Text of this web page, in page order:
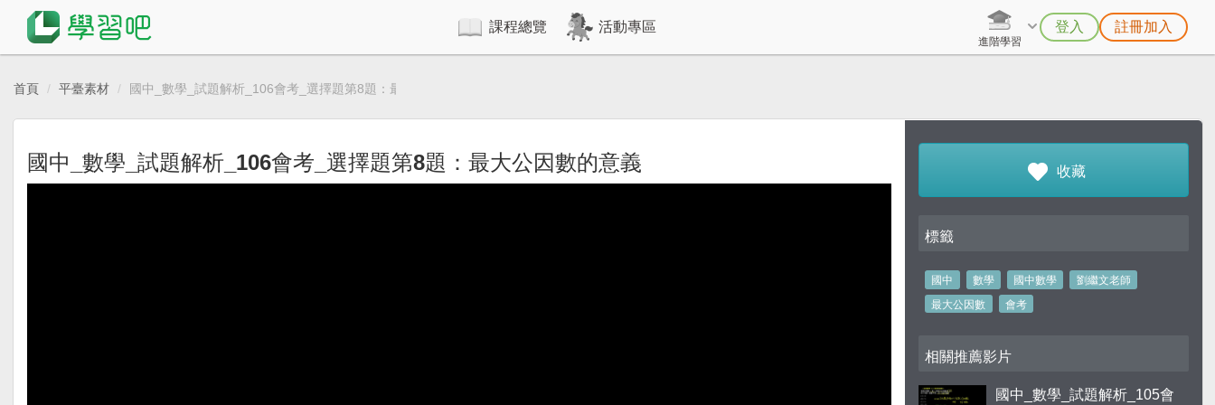
課程總覽 活動專區
進階學習
登入 註冊加入
首頁 平臺素材 國中_數學_試題解析_106會考_選擇題第8題：最大公因數的意義
國中_數學_試題解析_106會考_選擇題第8題：最大公因數的意義 收藏
標籤
國中 數學 國中數學
劉繼文老師
最大公因數
會考
相關推薦影片
國中_數學_試題解析_105會